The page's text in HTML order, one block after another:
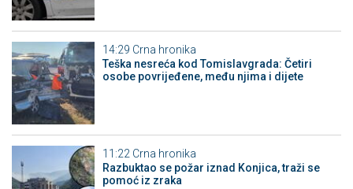
14:29 Crna hronika
Teška nesreća kod Tomislavgrada: Četiri
osobe povrijeđene, među njima i dijete
11:22 Crna hronika
Razbuktao se požar iznad Konjica, traži se
pomoć iz zraka